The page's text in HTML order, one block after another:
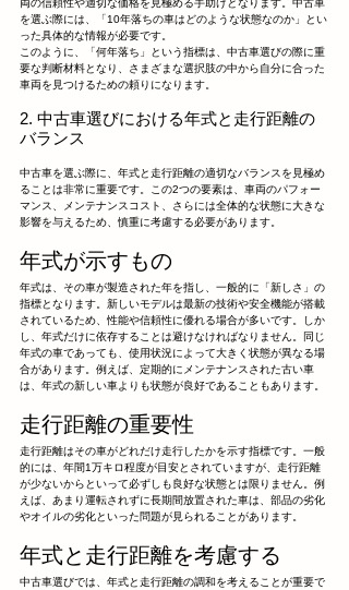
両の信頼性や適切な価格を見極める手助けとなります。中古車
を選ぶ際には、「10年落ちの車はどのような状態なのか」とい
った具体的な情報が必要です。
このように、「何年落ち」という指標は、中古車選びの際に重
要な判断材料となり、さまざまな選択肢の中から自分に合った
車両を見つけるための頼りになります。
2. 中古車選びにおける年式と走行距離の
バランス
中古車を選ぶ際に、年式と走行距離の適切なバランスを見極め
ることは非常に重要です。この2つの要素は、車両のパフォー
マンス、メンテナンスコスト、さらには全体的な状態に大きな
影響を与えるため、慎重に考慮する必要があります。
年式が示すもの
年式は、その車が製造された年を指し、一般的に「新しさ」の
指標となります。新しいモデルは最新の技術や安全機能が搭載
されているため、性能や信頼性に優れる場合が多いです。しか
し、年式だけに依存することは避けなければなりません。同じ
年式の車であっても、使用状況によって大きく状態が異なる場
合があります。例えば、定期的にメンテナンスされた古い車
は、年式の新しい車よりも状態が良好であることもあります。
走行距離の重要性
走行距離はその車がどれだけ走行したかを示す指標です。一般
的には、年間1万キロ程度が目安とされていますが、走行距離
が少ないからといって必ずしも良好な状態とは限りません。例
えば、あまり運転されずに長期間放置された車は、部品の劣化
やオイルの劣化といった問題が見られることがあります。
年式と走行距離を考慮する
中古車選びでは、年式と走行距離の調和を考えることが重要で